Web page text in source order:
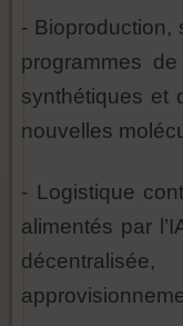
- Bioproduction,
programmes de
synthétiques et
nouvelles
- Logistique
alimentés par